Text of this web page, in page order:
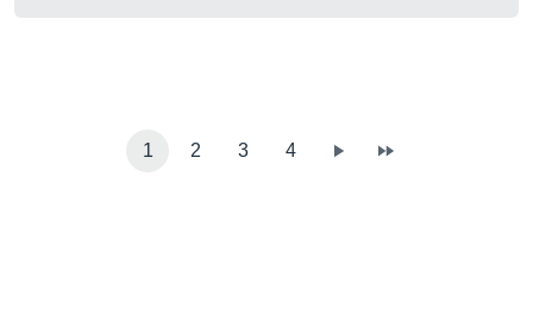
1 2 3 4